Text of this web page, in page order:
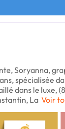
Soryanna,
spécialisée
dans le luxe,
La Voir